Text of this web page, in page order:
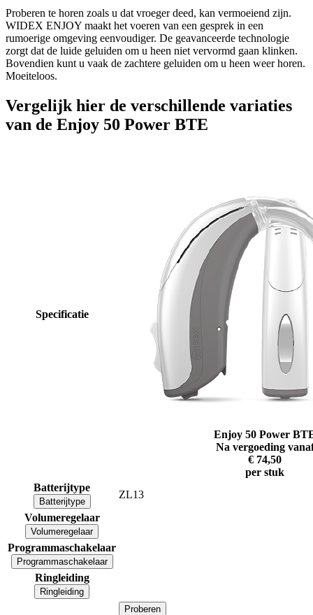
Proberen te horen zoals u dat vroeger deed, kan vermoeiend zijn.
WIDEX ENJOY maakt het voeren van een gesprek in een
rumoerige omgeving eenvoudiger. De geavanceerde technologie
zorgt dat de luide geluiden om u heen niet vervormd gaan klinken.
Bovendien kunt u vaak de zachtere geluiden om u heen weer horen.
Moeiteloos.
Vergelijk hier de verschillende variaties
van de Enjoy 50 Power BTE
Specificatie
Enjoy 50 Power
Na vergoeding
€ 74,50
per stuk
Batterijtype
Batterijtype
ZL13
Volumeregelaar
Volumeregelaar
Programmaschakelaar
Programmaschakelaar
Ringleiding
Ringleiding
Proberen